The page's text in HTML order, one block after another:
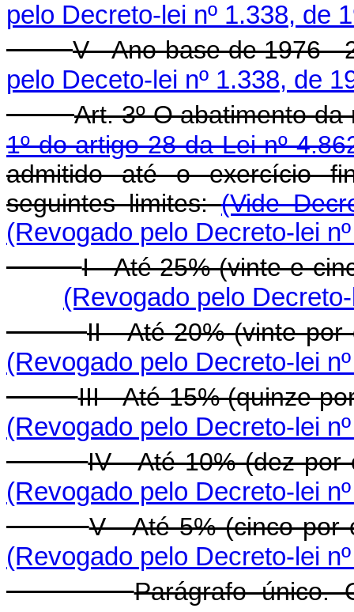
pelo Decreto-lei nº 1.338, de
V - Ano-base de 1976 -
pelo Deceto-lei nº 1.338, de
Art. 3º O abatimento
1º do artigo 28 da Lei nº
admitido até o exercício
seguintes limites:(Vide
(Revogado pelo Decreto-lei
I - Até 25% (vinte e
(Revogado pelo
II - Até 20% (vinte por
(Revogado pelo Decreto-lei
III - Até 15% (quinze
(Revogado pelo Decreto-lei
IV - Até 10% (dez por
(Revogado pelo Decreto-lei
V - Até 5% (cinco por
(Revogado pelo Decreto-lei
Parágrafo único.